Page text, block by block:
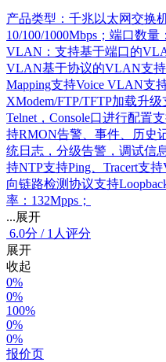
产品类型：千兆以太网交换
10/100/1000Mbps；端口数量
VLAN：支持基于端口的
VLAN基于协议的VLAN支
Mapping支持Voice VLAN支
XModem/FTP/TFTP加载升
Telnet，Console口进行配置
持RMON告警、事件、历史
统日志，分级告警，调试信
持NTP支持Ping、Tracert支
向链路检测协议支持
率：132Mpps；
...展开
6.0分 / 1人评分
展开
收起
0%
0%
100%
0%
0%
报价页